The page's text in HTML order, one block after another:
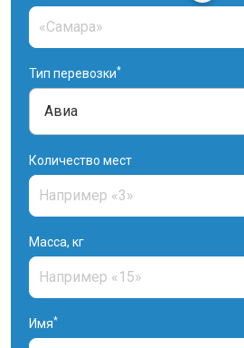
Тип перевозки*
Количество мест
Масса, кг
Имя*